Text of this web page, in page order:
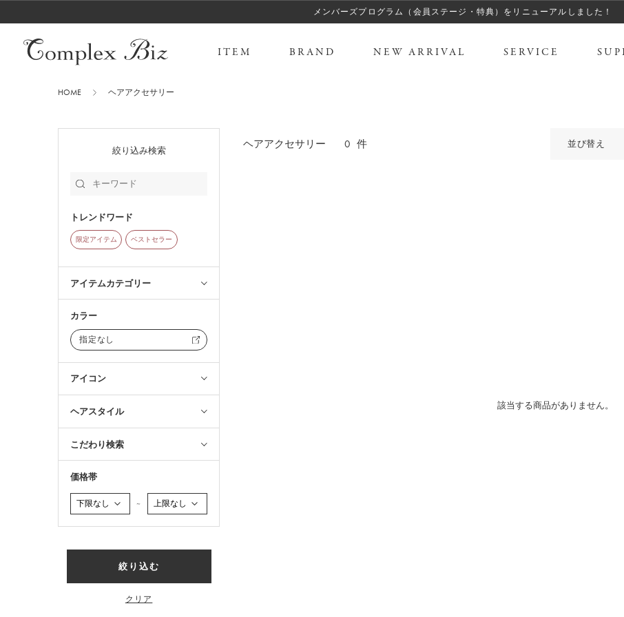
メンバーズプログラム（会員ステージ・特典）をリニューアルしました！
ITEM BRAND NEW ARRIVAL SERVICE
HOME ヘアアクセサリー
絞り込み検索
トレンドワード
限定アイテム ベストセラー
アイテムカテゴリー
カラー
指定なし
アイコン
ヘアスタイル
こだわり検索
価格帯
～
絞り込む
クリア
ヘアアクセサリー 0 件 並び替え
該当する商品がありません。